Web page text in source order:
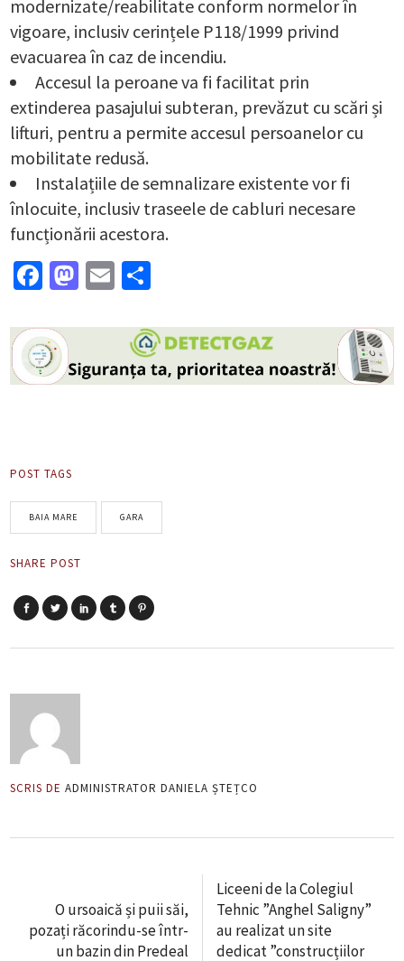
modernizate/reabilitate conform normelor în
vigoare, inclusiv cerințele P118/1999 privind
evacuarea în caz de incendiu.
Accesul la peroane va fi facilitat prin
extinderea pasajului subteran, prevăzut cu scări și
lifturi, pentru a permite accesul persoanelor cu
mobilitate redusă.
Instalațiile de semnalizare existente vor fi
înlocuite, inclusiv traseele de cabluri necesare
funcționării acestora.
Facebook
Mastodon
Email
POST TAGS
BAIA MARE GARA
SHARE POST
SCRIS DE ADMINISTRATOR DANIELA ȘTEȚCO
O ursoaică și puii săi,
pozați răcorindu-se într-
un bazin din Predeal
Liceeni de la Colegiul
Tehnic ”Anghel Saligny”
au realizat un site
dedicat ”construcțiilor